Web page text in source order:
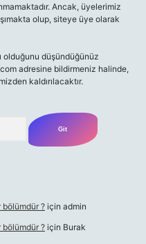
Ancak, üyelerimiz
olup, siteye üye olarak
olduğunu düşündüğünüz
adresine bildirmeniz halinde,
kaldırılacaktır.
bölümdür ? için admin
bölümdür ? için Burak